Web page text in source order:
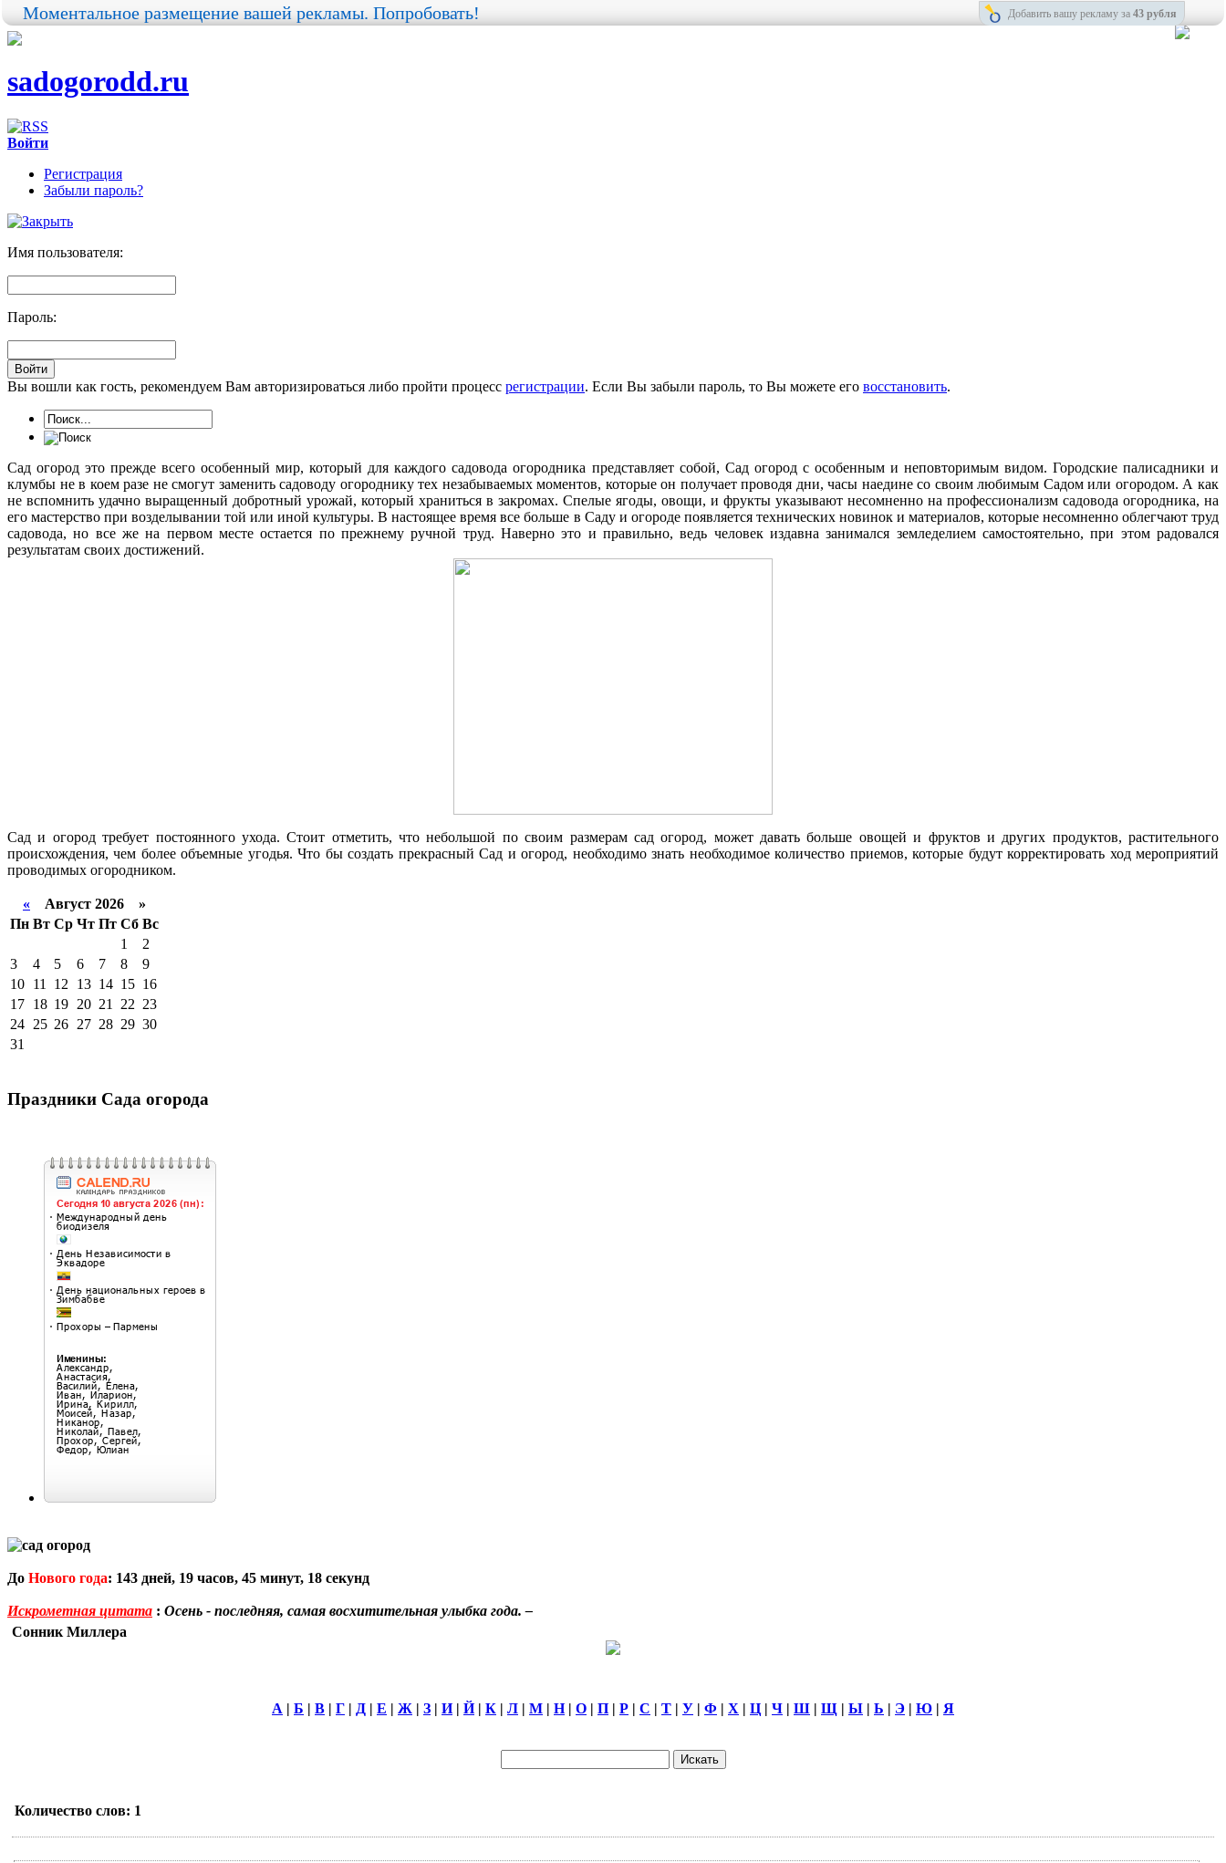
Моментальное размещение вашей рекламы. Попробовать! Добавить вашу рекламу за 43 рубля
sadogorodd.ru
Войти
Регистрация
Забыли пароль?
Имя пользователя:
Пароль:
Вы вошли как гость, рекомендуем Вам авторизироваться либо пройти процесс регистрации. Если Вы забыли пароль, то Вы можете его восстановить.
Сад огород это прежде всего особенный мир, который для каждого садовода огородника представляет собой, Cад огород с особенным и неповторимым видом. Городские палисадники и
клумбы не в коем разе не смогут заменить садоводу огороднику тех незабываемых моментов, которые он получает проводя дни, часы наедине со своим любимым Cадом или огородом. А как
не вспомнить удачно выращенный добротный урожай, который храниться в закромах. Спелые ягоды, овощи, и фрукты указывают несомненно на профессионализм садовода огородника, на
его мастерство при возделывании той или иной культуры. В настоящее время все больше в Cаду и огороде появляется технических новинок и материалов, которые несомненно облегчают труд
садовода, но все же на первом месте остается по прежнему ручной труд. Наверно это и правильно, ведь человек издавна занимался земледелием самостоятельно, при этом радовался
результатам своих достижений.
Сад и огород требует постоянного ухода. Стоит отметить, что небольшой по своим размерам сад огород, может давать больше овощей и фруктов и других продуктов, растительного
происхождения, чем более объемные угодья. Что бы создать прекрасный Сад и огород, необходимо знать необходимое количество приемов, которые будут корректировать ход мероприятий
проводимых огородником.
« Август 2026 »
Пн Вт Ср Чт Пт Сб Вс
1
2
3
4 5 6 7 8
9
10 11 12 13 14 15 16
17 18 19 20 21 22 23
24 25 26 27 28 29 30
31
Праздники Сада огорода
До Нового года: 143 дней, 19 часов, 45 минут, 17 секунд
Искрометная цитата : Осень - последняя, самая восхитительная улыбка года. –
Сонник Миллера
А | Б | В | Г | Д | Е | Ж | З | И| Й| К | Л | М | Н| О | П | Р | С | Т | У | Ф | Х | Ц | Ч | Ш | Щ | Ы | Ь | Э | Ю | Я
Количество слов: 1